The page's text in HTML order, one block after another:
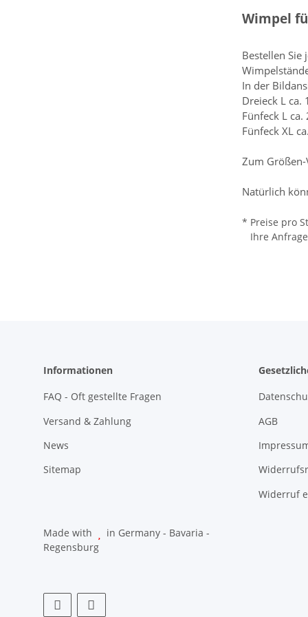
Wimpel
Bestellen
In der
Dreieck L ca.
Fünfeck L
Fünfeck XL
Zum Größen-
Natürlich
* Preise pro
Ihre
Informationen
FAQ - Oft gestellte Fragen
Versand & Zahlung
News
Sitemap
AGB
Widerruf
Made with
in Germany - Bavaria -
Regensburg